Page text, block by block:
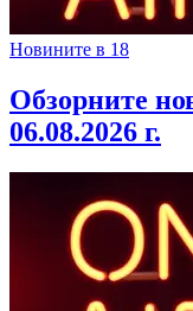
Новините в 18
Обзорните
06.08.2026 г.